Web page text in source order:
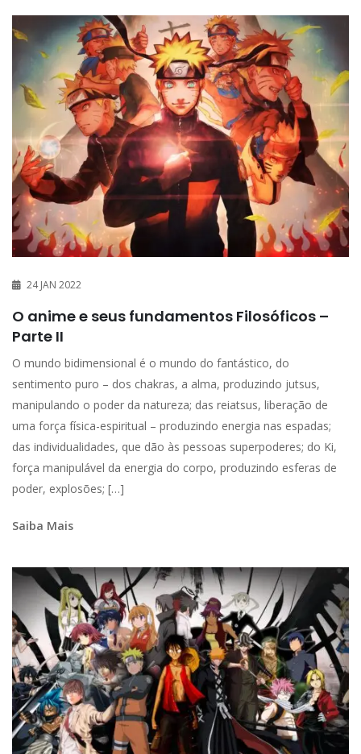
24 JAN 2022
O anime e seus fundamentos Filosóficos –
Parte II
O mundo bidimensional é o mundo do fantástico, do
sentimento puro – dos chakras, a alma, produzindo jutsus,
manipulando o poder da natureza; das reiatsus, liberação de
uma força física-espiritual – produzindo energia nas espadas;
das individualidades, que dão às pessoas superpoderes; do Ki,
força manipulável da energia do corpo, produzindo esferas de
poder, explosões; […]
Saiba Mais